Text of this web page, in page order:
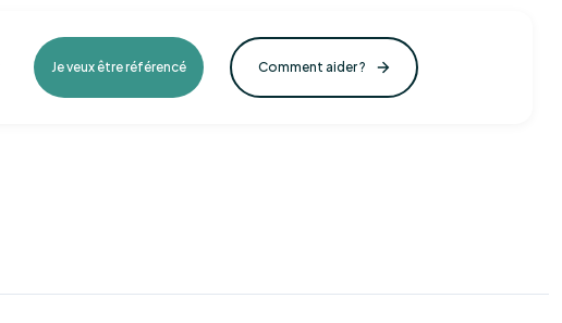
Je veux être référencé Comment aider ?